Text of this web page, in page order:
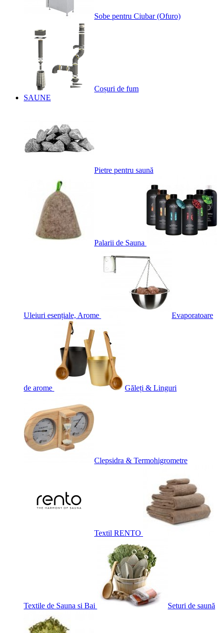
Sobe pentru Ciubar (Ofuro)
Coșuri de fum
SAUNE
Pietre pentru saună
Palarii de Sauna
Uleiuri esențiale, Arome Evaporatoare
de arome Găleți & Linguri
Clepsidra & Termohigrometre
Textil RENTO
Textile de Sauna si Bai Seturi de saună